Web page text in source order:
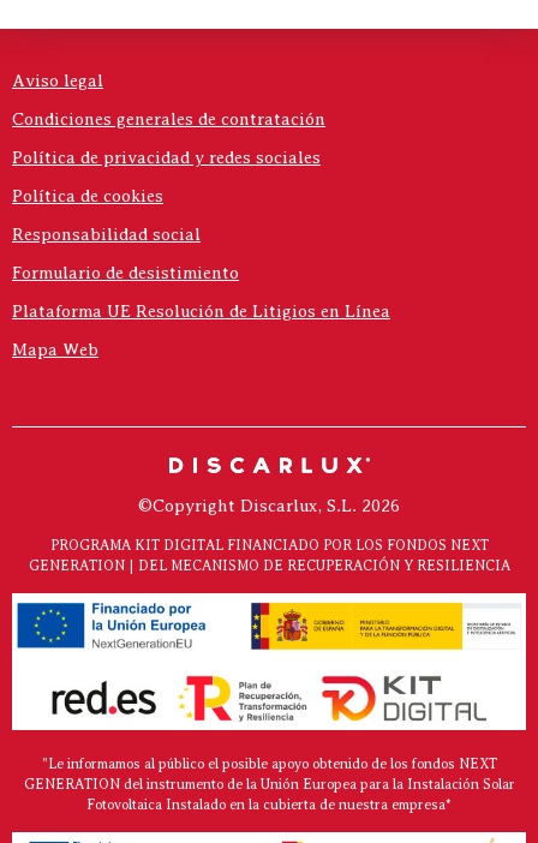
Aviso legal
Condiciones generales de contratación
Política de privacidad y redes sociales
Política de cookies
Responsabilidad social
Formulario de desistimiento
Plataforma UE Resolución de Litigios en Línea
Mapa Web
©Copyright Discarlux, S.L. 2026
PROGRAMA KIT DIGITAL FINANCIADO POR LOS FONDOS NEXT
GENERATION | DEL MECANISMO DE RECUPERACIÓN Y RESILIENCIA
"Le informamos al público el posible apoyo obtenido de los fondos NEXT
GENERATION del instrumento de la Unión Europea para la Instalación Solar
Fotovoltaica Instalado en la cubierta de nuestra empresa*